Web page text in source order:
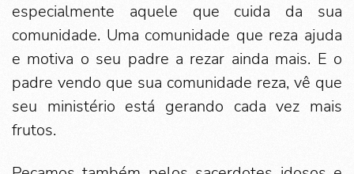
especialmente aquele que cuida da sua
comunidade. Uma comunidade que reza ajuda
e motiva o seu padre a rezar ainda mais. E o
padre vendo que sua comunidade reza, vê que
seu ministério está gerando cada vez mais
frutos.